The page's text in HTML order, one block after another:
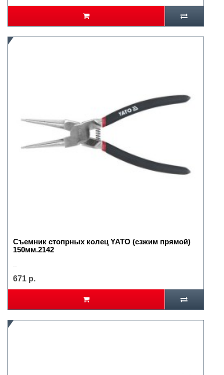
Съемник стопрных колец YATO (сзжим прямой)
150мм.2142
671 р.